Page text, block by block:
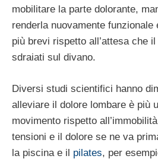
mobilitare la parte dolorante,
renderla nuovamente funzionale
più brevi rispetto all’attesa che
sdraiati sul divano.
Diversi studi scientifici hanno
alleviare il dolore lombare è più
movimento rispetto
tensioni e il dolore se ne va
la piscina e il pilates, per